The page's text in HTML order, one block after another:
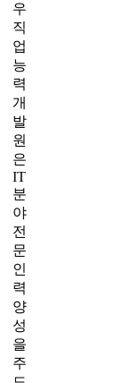
우
직
업
능
력
개
발
원
은
IT
분
야
전
문
인
력
양
성
을
주